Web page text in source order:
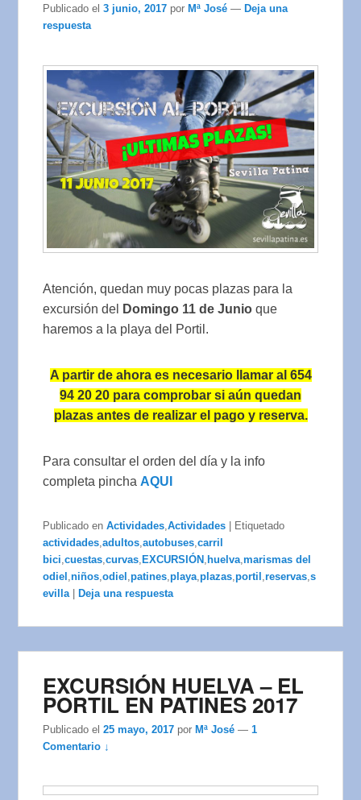
Publicado el3 junio, 2017 por Mª José — Deja una
respuesta
Atención, quedan muy pocas plazas para la
excursión del
Domingo 11 de Junio que
haremos a la playa del Portil.
A partir de ahora es necesario llamar al 654
94 20 20 para comprobar si aún quedan
plazas antes de realizar el pago y reserva.
Para consultar el orden del día y la info
completa pincha AQUI
Publicado en Actividades,Actividades
Etiquetado
actividades,adultos,autobuses,carril
bici,cuestas,curvas, EXCURSIÓN , huelva,marismas del
odiel ,niños,odiel ,patines,playa,plazas,portil ,reservas,s
evilla
Deja una respuesta
EXCURSIÓN HUELVA – EL
PORTIL EN PATINES 2017
Publicado el25 mayo, 2017 por Mª José —1
Comentario ↓